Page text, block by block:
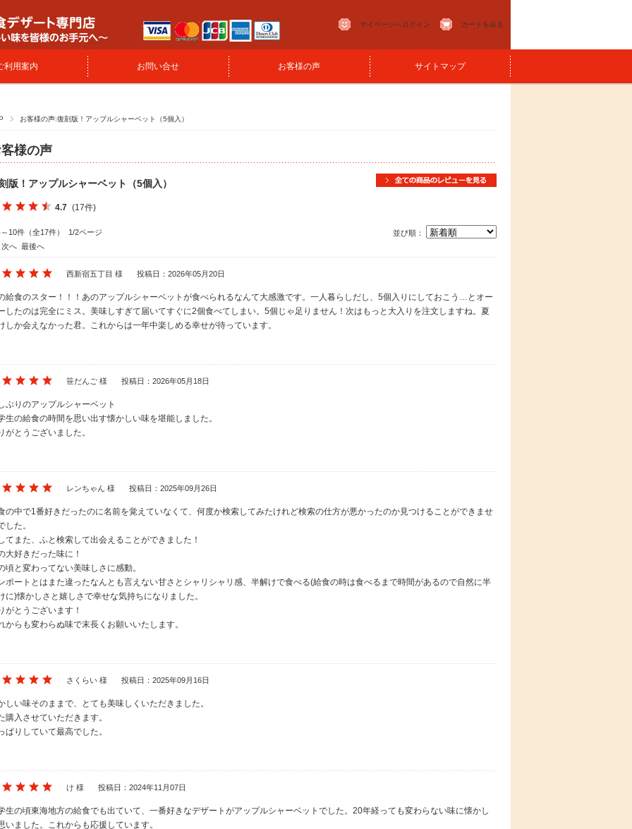
マイページへログイン カートをみる
利用案内 お問い合せ お客様の声 サイトマップ
お客様の声:復刻版！アップルシャーベット（5個入）
様の声
版！アップルシャーベット（5個入）
4.7 (17件)
10件（全17件） 1/2ページ
次へ 最後へ
並び順：
西新宿五丁目 様 投稿日：2026年05月20日
給食のスター！！！あのアップルシャーベットが食べられるなんて大感激です。一人暮らしだし、5個入りにしておこう…とオー
したのは完全にミス。美味しすぎて届いてすぐに2個食べてしまい。5個じゃ足りません！次はもっと大入りを注文しますね。夏
しか会えなかった君。これからは一年中楽しめる幸せが待っています。
笹だんご 様 投稿日：2026年05月18日
ぶりのアップルシャーベット
生の給食の時間を思い出す懐かしい味を堪能しました。
がとうございました。
レンちゃん 様 投稿日：2025年09月26日
の中で1番好きだったのに名前を覚えていなくて、何度か検索してみたけれど検索の仕方が悪かったのか見つけることができませ
した。
てまた、ふと検索して出会えることができました！
大好きだった味に！
頃と変わってない美味しさに感動。
ポートとはまた違ったなんとも言えない甘さとシャリシャリ感、半解けで食べる(給食の時は食べるまで時間があるので自然に半
に)懐かしさと嬉しさで幸せな気持ちになりました。
がとうございます！
からも変わらぬ味で末長くお願いいたします。
さくらい 様 投稿日：2025年09月16日
しい味そのままで、とても美味しくいただきました。
購入させていただきます。
ぱりしていて最高でした。
け 様 投稿日：2024年11月07日
生の頃東海地方の給食でも出ていて、一番好きなデザートがアップルシャーベットでした。20年経っても変わらない味に懐かし
いました。これからも応援しています。